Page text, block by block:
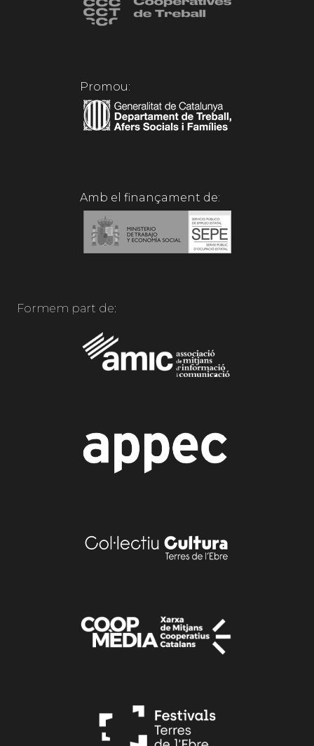
Promou:
Amb el finançament de:
Formem part de: